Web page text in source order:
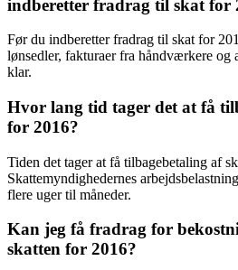
indberetter fradrag til skat for
Før du indberetter fradrag til skat for
lønsedler, fakturaer fra håndværkere og
klar.
Hvor lang tid tager det at få
for 2016?
Tiden det tager at få tilbagebetaling af
Skattemyndighedernes
flere uger til måneder.
Kan jeg få fradrag for
skatten for 2016?